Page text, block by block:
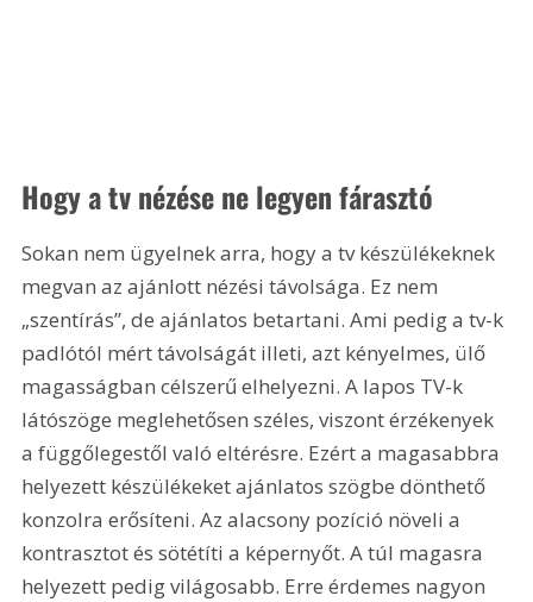
Hogy a tv nézése ne legyen fárasztó
Sokan nem ügyelnek arra, hogy a tv készülékeknek
megvan az ajánlott nézési távolsága. Ez nem
„szentírás”, de ajánlatos betartani. Ami pedig a tv-k
padlótól mért távolságát illeti, azt kényelmes, ülő
magasságban célszerű elhelyezni. A lapos TV-k
látószöge meglehetősen széles, viszont érzékenyek
a függőlegestől való eltérésre. Ezért a magasabbra
helyezett készülékeket ajánlatos szögbe dönthető
konzolra erősíteni. Az alacsony pozíció növeli a
kontrasztot és sötétíti a képernyőt. A túl magasra
helyezett pedig világosabb. Erre érdemes nagyon